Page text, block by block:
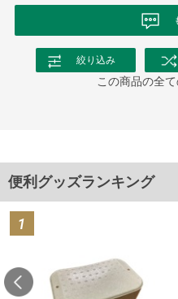
絞り込み
この商品の全
便利グッズランキング